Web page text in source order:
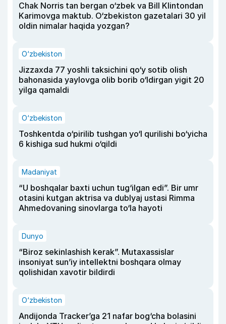
Chak Norris tan bergan o‘zbek va Bill Klintondan
Karimovga maktub. O‘zbekiston gazetalari 30 yil
oldin nimalar haqida yozgan?
O‘zbekiston
Jizzaxda 77 yoshli taksichini qo‘y sotib olish
bahonasida yaylovga olib borib o‘ldirgan yigit 20
yilga qamaldi
O‘zbekiston
Toshkentda o‘pirilib tushgan yo‘l qurilishi bo‘yicha
6 kishiga sud hukmi o‘qildi
Madaniyat
“U boshqalar baxti uchun tug‘ilgan edi”. Bir umr
otasini kutgan aktrisa va dublyaj ustasi Rimma
Ahmedovaning sinovlarga to‘la hayoti
Dunyo
“Biroz sekinlashish kerak”. Mutaxassislar
insoniyat sun’iy intellektni boshqara olmay
qolishidan xavotir bildirdi
O‘zbekiston
Andijonda Tracker’ga 21 nafar bog‘cha bolasini